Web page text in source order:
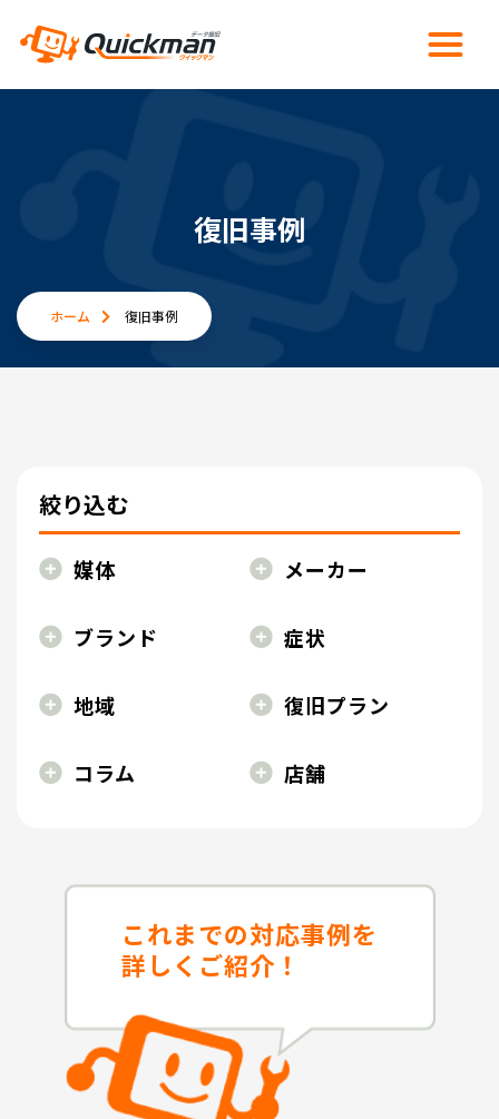
復旧事例
ホーム 復旧事例
絞り込む
媒体 メーカー
ブランド 症状
地域 復旧プラン
コラム 店舗
これまでの対応事例を
詳しくご紹介！